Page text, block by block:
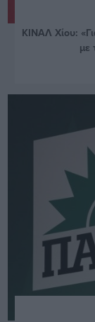
ΚΙΝΑΛ Χίου:
με